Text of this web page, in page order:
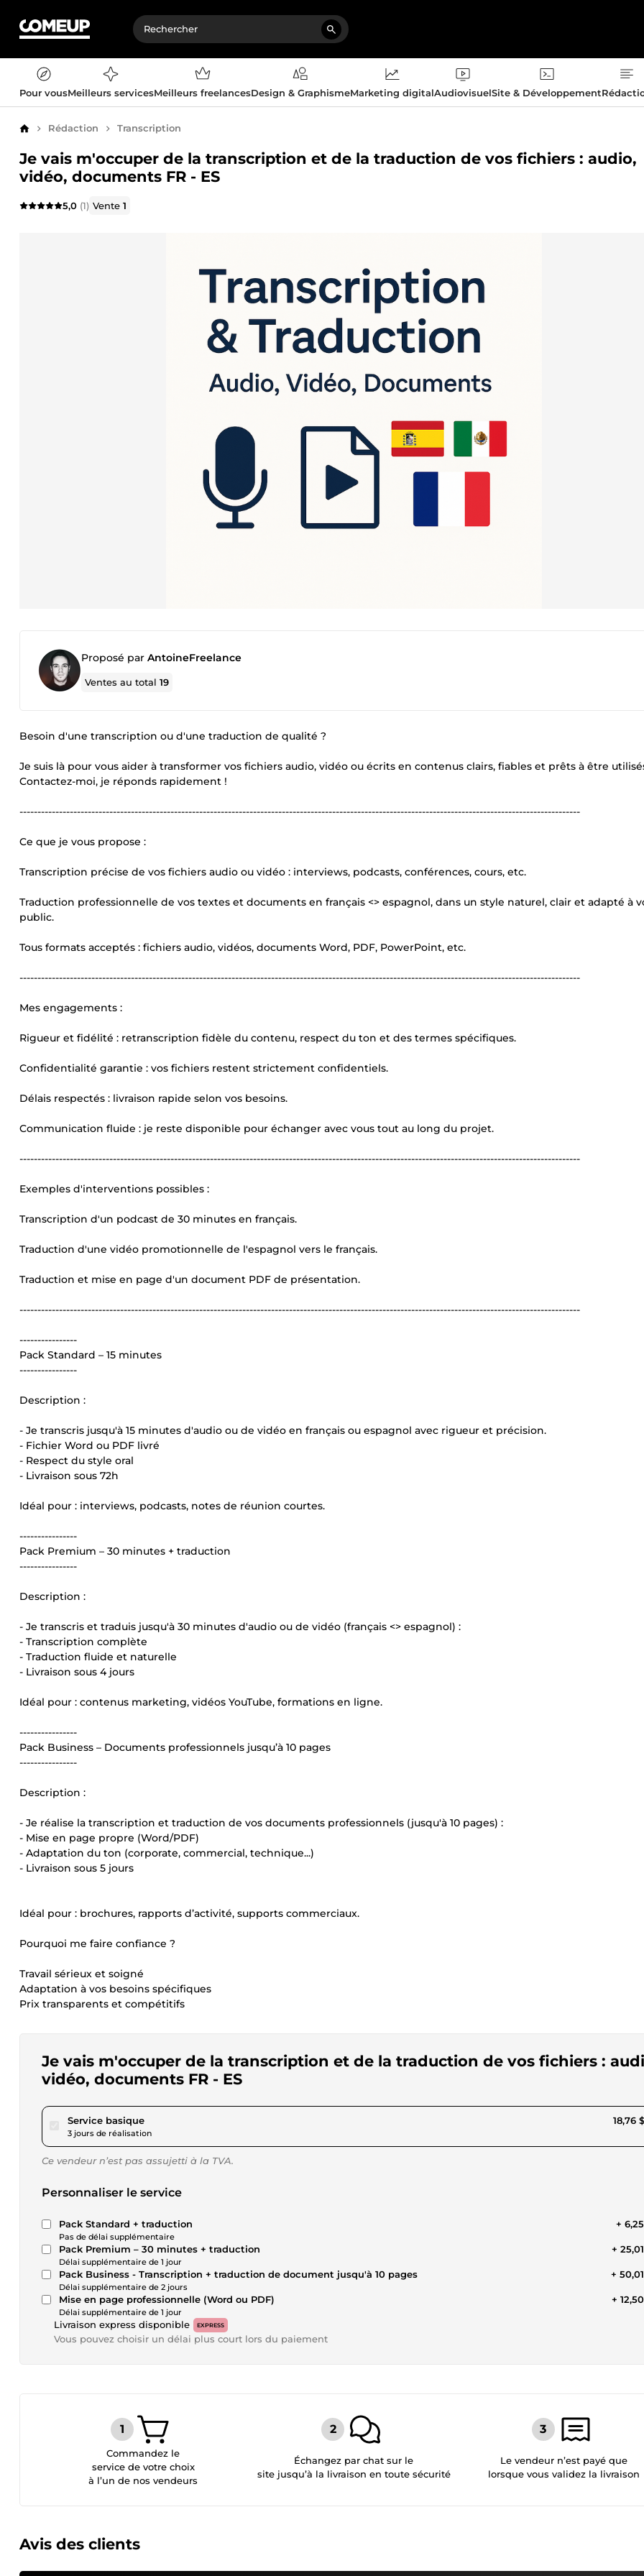
Pour vousMeilleurs servicesMeilleurs freelancesDesign & GraphismeMarketing digitalAudiovisuelSite & Développement
AccueilRédaction Transcription
Je vais m'occuper de la transcription et de la traduction de vos fichiers : audio,
vidéo, documents FR - ES
5,0 (1) Vente1
Proposé par AntoineFreelance
Ventes au total19
Besoin d'une transcription ou d'une traduction de qualité ?
Je suis là pour vous aider à transformer vos fichiers audio, vidéo ou écrits en contenus clairs, fiables et prêts à être
Contactez-moi, je réponds rapidement !
------------------------------------------------------------------------------------------------------------------------------------------------------------
Ce que je vous propose :
Transcription précise de vos fichiers audio ou vidéo : interviews, podcasts, conférences, cours, etc.
Traduction professionnelle de vos textes et documents en français <> espagnol, dans un style naturel, clair et adapté à
public.
Tous formats acceptés : fichiers audio, vidéos, documents Word, PDF, PowerPoint, etc.
------------------------------------------------------------------------------------------------------------------------------------------------------------
Mes engagements :
Rigueur et fidélité : retranscription fidèle du contenu, respect du ton et des termes spécifiques.
Confidentialité garantie : vos fichiers restent strictement confidentiels.
Délais respectés : livraison rapide selon vos besoins.
Communication fluide : je reste disponible pour échanger avec vous tout au long du projet.
------------------------------------------------------------------------------------------------------------------------------------------------------------
Exemples d'interventions possibles :
Transcription d'un podcast de 30 minutes en français.
Traduction d'une vidéo promotionnelle de l'espagnol vers le français.
Traduction et mise en page d'un document PDF de présentation.
------------------------------------------------------------------------------------------------------------------------------------------------------------
----------------
Pack Standard – 15 minutes
----------------
Description :
- Je transcris jusqu'à 15 minutes d'audio ou de vidéo en français ou espagnol avec rigueur et précision.
- Fichier Word ou PDF livré
- Respect du style oral
- Livraison sous 72h
Idéal pour : interviews, podcasts, notes de réunion courtes.
----------------
Pack Premium – 30 minutes + traduction
----------------
Description :
- Je transcris et traduis jusqu'à 30 minutes d'audio ou de vidéo (français <> espagnol) :
- Transcription complète
- Traduction fluide et naturelle
- Livraison sous 4 jours
Idéal pour : contenus marketing, vidéos YouTube, formations en ligne.
----------------
Pack Business – Documents professionnels jusqu’à 10 pages
----------------
Description :
- Je réalise la transcription et traduction de vos documents professionnels (jusqu'à 10 pages) :
- Mise en page propre (Word/PDF)
- Adaptation du ton (corporate, commercial, technique...)
- Livraison sous 5 jours
Idéal pour : brochures, rapports d’activité, supports commerciaux.
Pourquoi me faire confiance ?
Travail sérieux et soigné
Adaptation à vos besoins spécifiques
Prix transparents et compétitifs
Je vais m'occuper de la transcription et de la traduction de vos fichiers :
vidéo, documents FR - ES
Service basiquepour 17,28 $US
3 jours de réalisation
18,76
Ce vendeur n’est pas assujetti à la TVA.
Personnaliser le service
Pack Standard + traduction
Pas de délai supplémentaire
+
Pack Premium – 30 minutes + traduction
Délai supplémentaire de 1 jour
+
Pack Business - Transcription + traduction de document jusqu'à 10 pages
Délai supplémentaire de 2 jours
+
Mise en page professionnelle (Word ou PDF)
Délai supplémentaire de 1 jour
+
Livraison express disponible EXPRESS
Vous pouvez choisir un délai plus court lors du paiement
Commandez le
service de votre choix
à l’un de nos vendeurs
Échangez par chat sur le
site jusqu’à la livraison en toute sécurité
Le vendeur n’est payé que
lorsque vous validez la livraison
Avis des clients